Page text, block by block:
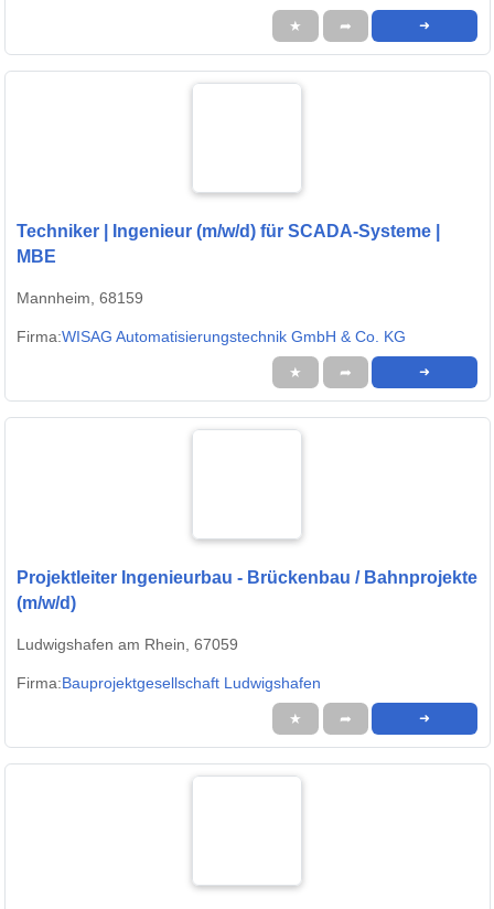
★ ➦ ➜
Techniker | Ingenieur (m/w/d) für SCADA-Systeme |
MBE
Mannheim, 68159
Firma:WISAG Automatisierungstechnik GmbH & Co. KG
★ ➦ ➜
Projektleiter Ingenieurbau - Brückenbau / Bahnprojekte
(m/w/d)
Ludwigshafen am Rhein, 67059
Firma:Bauprojektgesellschaft Ludwigshafen
★ ➦ ➜